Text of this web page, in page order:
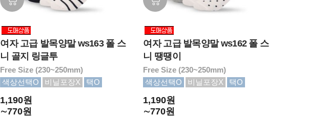
여자 고급 발목양말 ws163 폴 스
니 골지 링글투
Free Size (230~250mm)
색상선택O
비닐포장X 택O
1,190원
∼770원
여자 고급 발목양말 ws162 폴 스
니 땡땡이
Free Size (230~250mm)
색상선택O
비닐포장X 택O
1,190원
∼770원